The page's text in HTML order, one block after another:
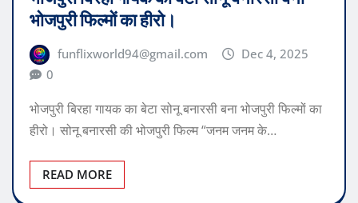
BHOJPURI
भोजपुरी बिरहा गायक का बेटा सोनू बनारसी बना
भोजपुरी फिल्मों का हीरो।
funflixworld94@gmail.com
Dec 4, 2025
0
भोजपुरी बिरहा गायक का बेटा सोनू बनारसी बना भोजपुरी फिल्मों का
हीरो। सोनू बनारसी की भोजपुरी फिल्म “जनम जनम के…